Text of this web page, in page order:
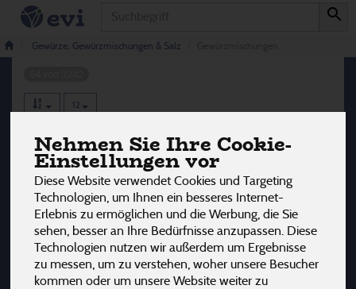
Nehmen Sie Ihre Cookie-
Einstellungen vor
Diese Website verwendet Cookies und Targeting
Technologien, um Ihnen ein besseres Internet-
Erlebnis zu ermöglichen und die Werbung, die Sie
sehen, besser an Ihre Bedürfnisse anzupassen. Diese
Technologien nutzen wir außerdem um Ergebnisse
zu messen, um zu verstehen, woher unsere Besucher
kommen oder um unsere Website weiter zu
Gewürze, Gewürzmischungen & Salz
Gewürzmischungen
12
Hersteller Ernährung Allergene